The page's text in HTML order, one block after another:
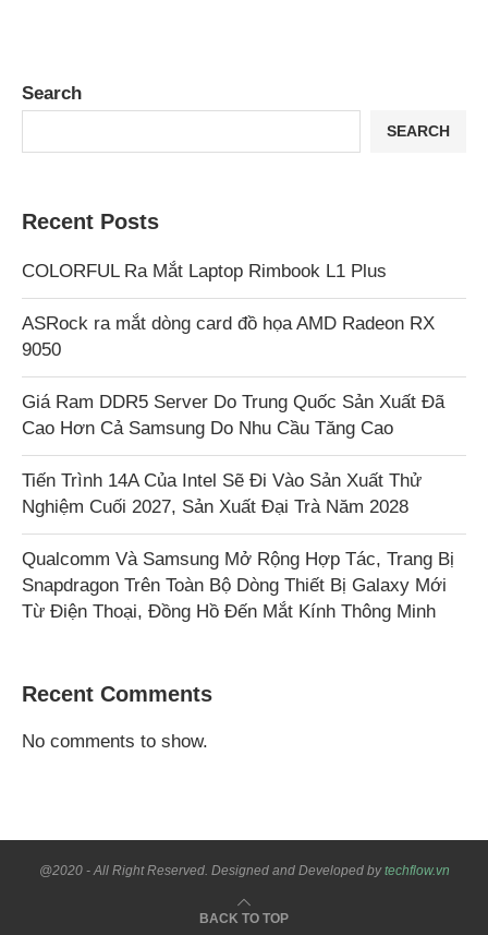
Search
SEARCH
Recent Posts
COLORFUL Ra Mắt Laptop Rimbook L1 Plus
ASRock ra mắt dòng card đồ họa AMD Radeon RX
9050
Giá Ram DDR5 Server Do Trung Quốc Sản Xuất Đã
Cao Hơn Cả Samsung Do Nhu Cầu Tăng Cao
Tiến Trình 14A Của Intel Sẽ Đi Vào Sản Xuất Thử
Nghiệm Cuối 2027, Sản Xuất Đại Trà Năm 2028
Qualcomm Và Samsung Mở Rộng Hợp Tác, Trang Bị
Snapdragon Trên Toàn Bộ Dòng Thiết Bị Galaxy Mới
Từ Điện Thoại, Đồng Hồ Đến Mắt Kính Thông Minh
Recent Comments
No comments to show.
@2020 - All Right Reserved. Designed and Developed bytechflow.vn
BACK TO TOP